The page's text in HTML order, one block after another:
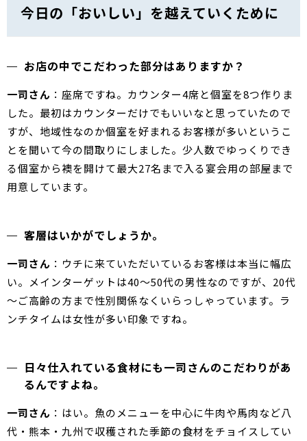
今日の「おいしい」を越えていくために
お店の中でこだわった部分はありますか？
一司さん ：座席ですね。カウンター4席と個室を8つ作りま
した。最初はカウンターだけでもいいなと思っていたので
すが、地域性なのか個室を好まれるお客様が多いというこ
とを聞いて今の間取りにしました。少人数でゆっくりでき
る個室から襖を開けて最大27名まで入る宴会用の部屋まで
用意しています。
客層はいかがでしょうか。
一司さん ：ウチに来ていただいているお客様は本当に幅広
い。メインターゲットは40～50代の男性なのですが、20代
～ご高齢の方まで性別関係なくいらっしゃっています。ラ
ンチタイムは女性が多い印象ですね。
日々仕入れている食材にも一司さんのこだわりがあ
るんですよね。
一司さん ：はい。魚のメニューを中心に牛肉や馬肉など八
代・熊本・九州で収穫された季節の食材をチョイスしてい